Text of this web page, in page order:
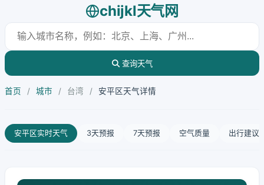
chijkl天气网
查询天气
首页 / 城市 / 台湾 / 安平区天气详情
安平区实时天气 3天预报 7天预报 空气质量 出行建议